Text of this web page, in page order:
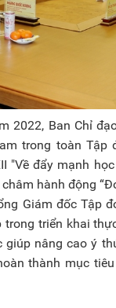
2022, Ban Chỉ
trong toàn
"Về đẩy mạnh
hành động
Giám đốc Tập
triển khai
giúp nâng cao ý
thành mục